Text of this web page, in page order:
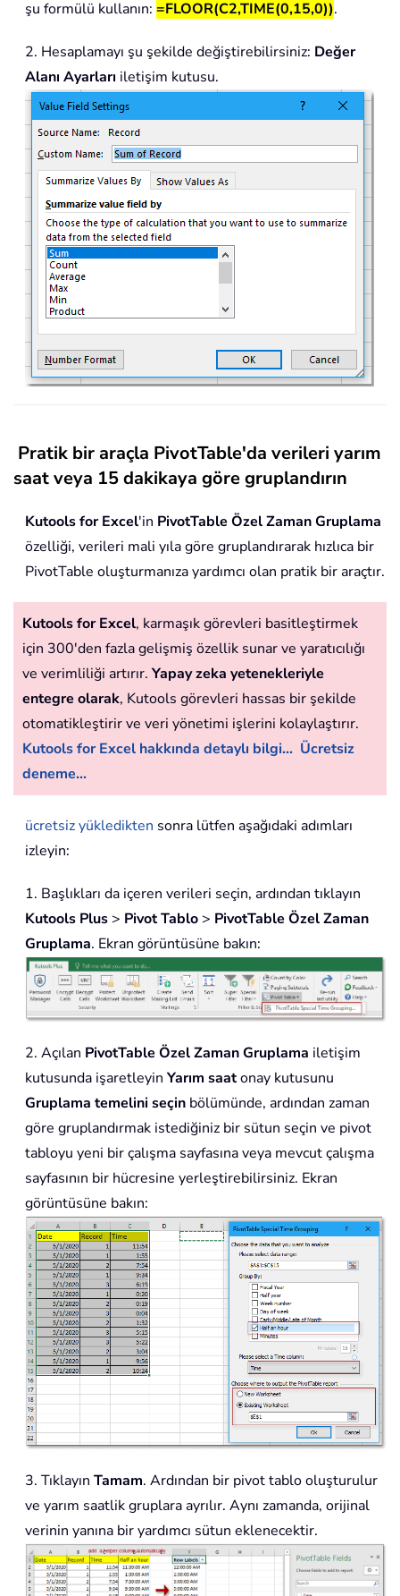
şu formülü kullanın: =FLOOR(C2,TIME(0,15,0)).
2. Hesaplamayı şu şekilde değiştirebilirsiniz: Değer
Alanı Ayarları iletişim kutusu.
Pratik bir araçla PivotTable'da verileri yarım
saat veya 15 dakikaya göre gruplandırın
Kutools for Excel'in PivotTable Özel Zaman Gruplama
özelliği, verileri mali yıla göre gruplandırarak hızlıca bir
PivotTable oluşturmanıza yardımcı olan pratik bir araçtır.
Kutools for Excel, karmaşık görevleri basitleştirmek
için 300'den fazla gelişmiş özellik sunar ve yaratıcılığı
ve verimliliği artırır. Yapay zeka yetenekleriyle
entegre olarak, Kutools görevleri hassas bir şekilde
otomatikleştirir ve veri yönetimi işlerini kolaylaştırır.
Kutools for Excel hakkında detaylı bilgi... Ücretsiz
deneme...
ücretsiz yükledikten sonra lütfen aşağıdaki adımları
izleyin:
1. Başlıkları da içeren verileri seçin, ardından tıklayın
Kutools Plus > Pivot Tablo > PivotTable Özel Zaman
Gruplama. Ekran görüntüsüne bakın:
2. Açılan PivotTable Özel Zaman Gruplama iletişim
kutusunda işaretleyin Yarım saatonay kutusunu
Gruplama temelini seçin bölümünde, ardından zaman
göre gruplandırmak istediğiniz bir sütun seçin ve pivot
tabloyu yeni bir çalışma sayfasına veya mevcut çalışma
sayfasının bir hücresine yerleştirebilirsiniz. Ekran
görüntüsüne bakın:
3. Tıklayın Tamam. Ardından bir pivot tablo oluşturulur
ve yarım saatlik gruplara ayrılır. Aynı zamanda, orijinal
verinin yanına bir yardımcı sütun eklenecektir.